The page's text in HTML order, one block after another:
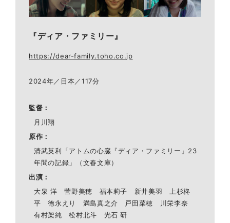
『ディア・ファミリー』
https://dear-family.toho.co.jp
2024年／日本／117分
監督
月川翔
原作
清武英利「アトムの心臓『ディア・ファミリー』23
年間の記録」（文春文庫）
出演
大泉 洋 菅野美穂 福本莉子 新井美羽 上杉柊
平 徳永えり 満島真之介 戸田菜穂 川栄李奈
有村架純 松村北斗 光石 研